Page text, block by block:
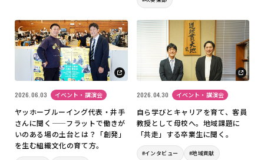
2026.06.03 イベント・講演会
ヤッホーブルーイング代表・井手
さんに聞く——フラットで働きが
いのある場の土台とは？「創発」
を生む組織文化の育て方。
2026.04.30 イベント・講演会
自ら学びとキャリアを育て、客員
教授として母校へ。地域課題に
「共走」する卒業生に聞く。
#インタビュー #地域貢献